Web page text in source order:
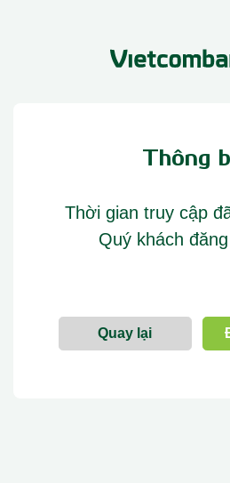
Thông
Thời gian truy cập
Quý khách
Quay lại